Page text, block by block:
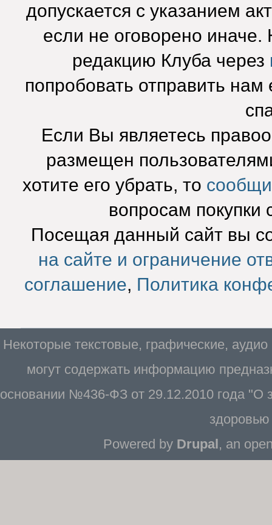
допускается с указанием
если не оговорено
редакцию Клуба через
попробовать отправить нам
Если Вы являетесь
размещен
хотите его убрать, то
вопросам покупки
Посещая данный сайт вы
на сайте и ограничение
соглашение, Политика
Некоторые текстовые, графические,
могут содержать информацию
основании №436-ФЗ от 29.12.2010 года "О
Powered by Drupal, an